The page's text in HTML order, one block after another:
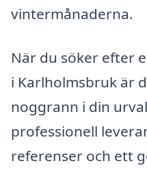
vintermånaderna.
När du söker efter
i Karlholmsbruk är
noggrann i din
professionell
referenser och ett